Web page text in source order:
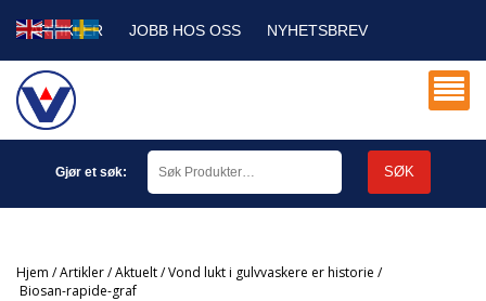
ARTIKLER JOBB HOS OSS NYHETSBREV
SERVICE DB
Gjør et søk: SØK
Hjem /Artikler/Aktuelt/Vond lukt i gulvvaskere er historie /
biosan-rapide-graf